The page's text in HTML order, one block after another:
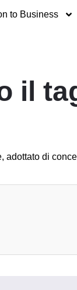
to Business
il
adottato di